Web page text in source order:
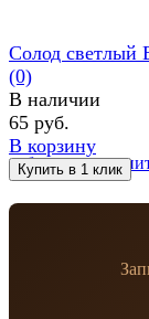
избранное
Солод светлый
(0)
В наличии
65 руб.
В корзину